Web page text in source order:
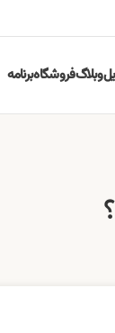
وبلاگفروشگاهبرنامه